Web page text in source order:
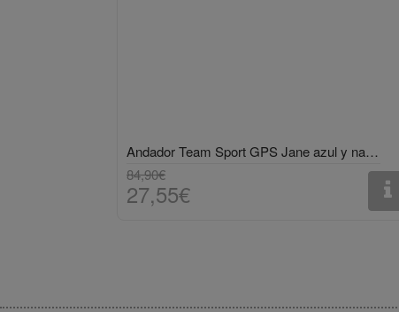
Andador Team Sport GPS Jane azul y naranja
84,90€
27,55€